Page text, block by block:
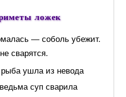
ложек
— соболь убежит.
сварятся.
ушла из невода
суп сварила